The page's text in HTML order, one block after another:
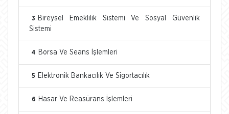
3
Bireysel Emeklilik Sistemi Ve Sosyal Güvenlik
Sistemi
4 Borsa Ve Seans İşlemleri
5 Elektronik Bankacılık Ve Sigortacılık
6 Hasar Ve Reasürans İşlemleri